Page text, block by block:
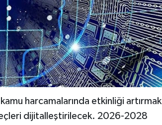
harcamalarında etkinliği artırmak
dijitalleştirilecek. 2026-2028